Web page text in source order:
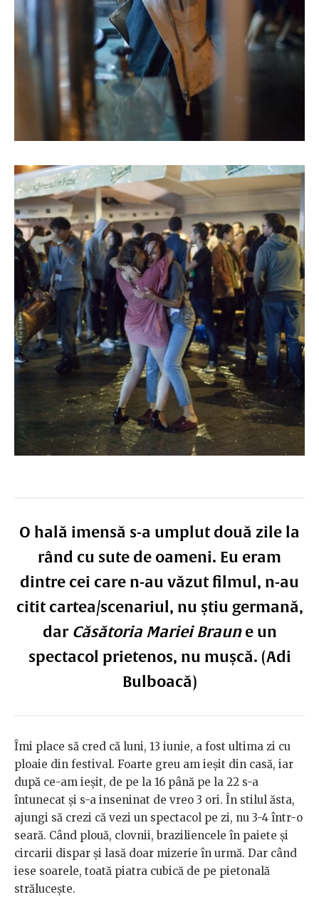
O hală imensă s-a umplut două zile la
rând cu sute de oameni. Eu eram
dintre cei care n-au văzut filmul, n-au
citit cartea/scenariul, nu știu germană,
dar Căsătoria Mariei Braun e un
spectacol prietenos, nu mușcă. (Adi
Bulboacă)
Îmi place să cred că luni, 13 iunie, a fost ultima zi cu
ploaie din festival. Foarte greu am ieșit din casă, iar
după ce-am ieșit, de pe la 16 până pe la 22 s-a
întunecat și s-a inseninat de vreo 3 ori. În stilul ăsta,
ajungi să crezi că vezi un spectacol pe zi, nu 3-4 într-o
seară. Când plouă, clovnii, braziliencele în paiete și
circarii dispar și lasă doar mizerie în urmă. Dar când
iese soarele, toată piatra cubică de pe pietonală
strălucește.